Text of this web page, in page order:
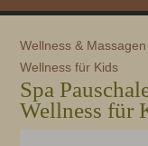
Wellness & Massagen
Wellness für Kids
Spa
Wellness für